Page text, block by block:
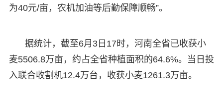
为40元/亩，农机加油等后勤保障顺畅”。
据统计，截至6月3日17时，河南全省已收获小
麦5506.8万亩，约占全省种植面积的64.6%。当日投
入联合收割机12.4万台，收获小麦1261.3万亩。